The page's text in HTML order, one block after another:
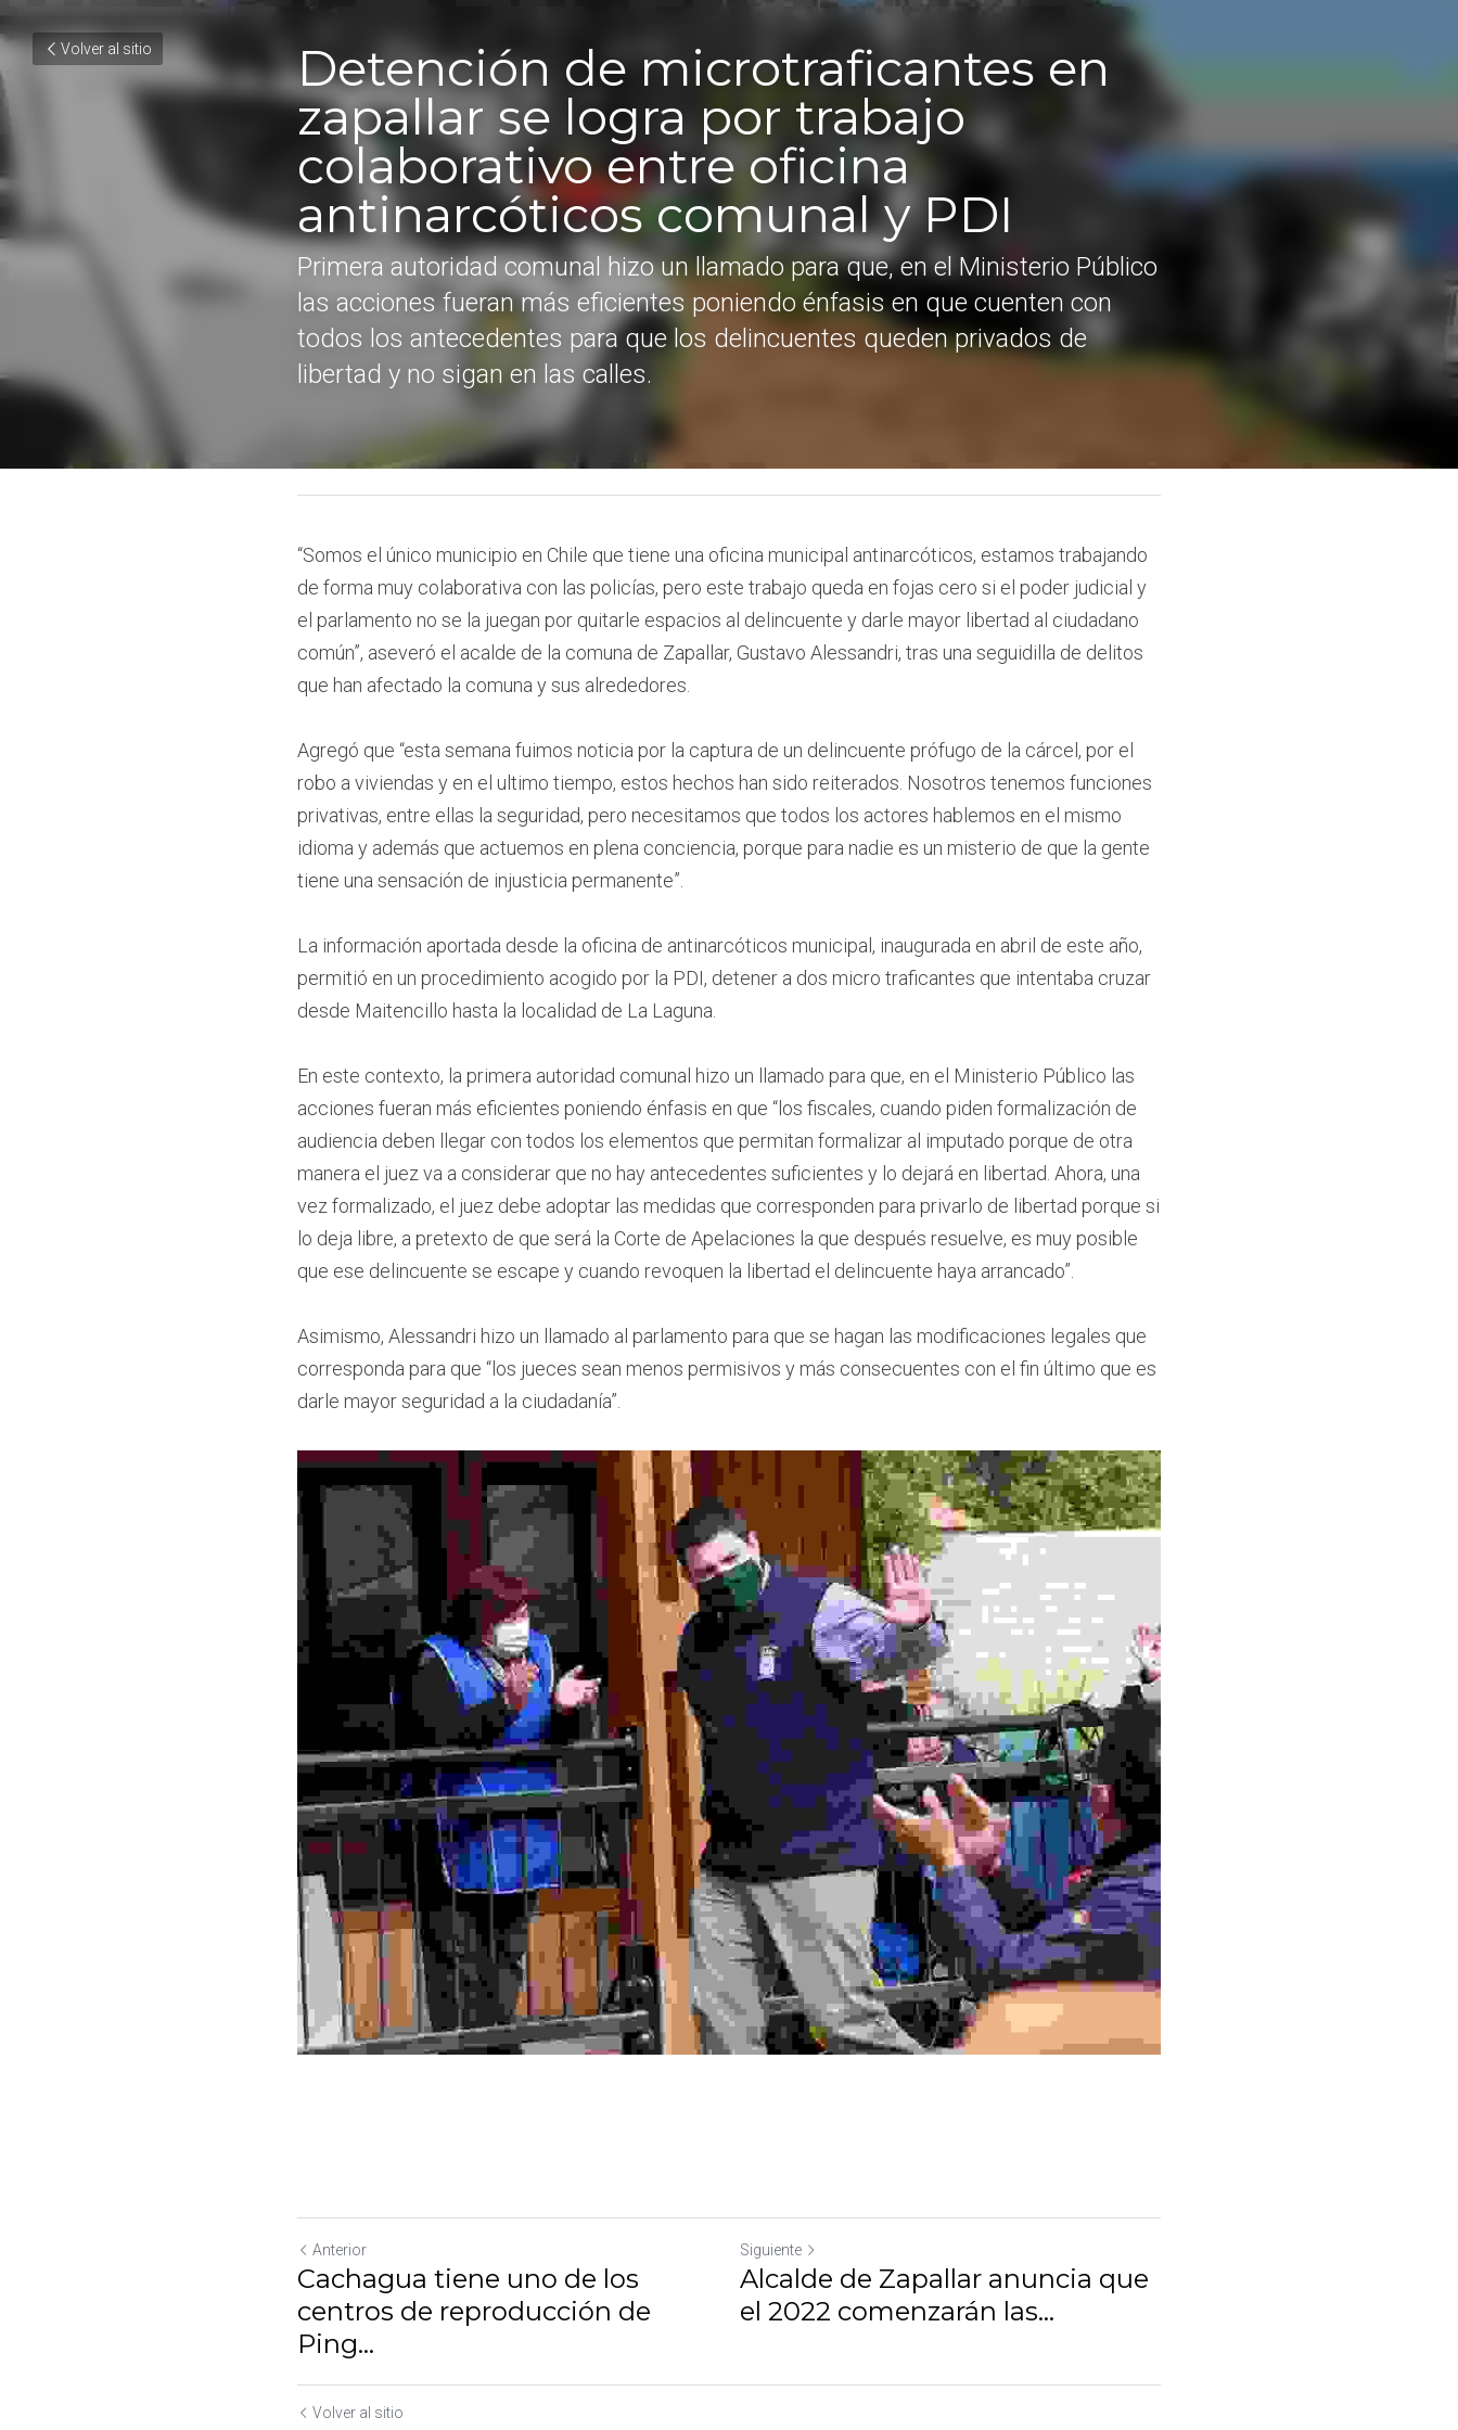
Volver al sitio Detención de microtraficantes en
zapallar se logra por trabajo
colaborativo entre oficina
antinarcóticos comunal y PDI
Primera autoridad comunal hizo un llamado para que, en el Ministerio
Público las acciones fueran más eficientes poniendo énfasis en que
cuenten con todos los antecedentes para que los delincuentes queden
privados de libertad y no sigan en las calles.
“Somos el único municipio en Chile que tiene una oficina municipal antinarcóticos, estamos trabajando
de forma muy colaborativa con las policías, pero este trabajo queda en fojas cero si el poder judicial y
el parlamento no se la juegan por quitarle espacios al delincuente y darle mayor libertad al ciudadano
común”, aseveró el acalde de la comuna de Zapallar, Gustavo Alessandri, tras una seguidilla de delitos
que han afectado la comuna y sus alrededores.
Agregó que “esta semana fuimos noticia por la captura de un delincuente prófugo de la cárcel, por el
robo a viviendas y en el ultimo tiempo, estos hechos han sido reiterados. Nosotros tenemos funciones
privativas, entre ellas la seguridad, pero necesitamos que todos los actores hablemos en el mismo
idioma y además que actuemos en plena conciencia, porque para nadie es un misterio de que la gente
tiene una sensación de injusticia permanente”.
La información aportada desde la oficina de antinarcóticos municipal, inaugurada en abril de este año,
permitió en un procedimiento acogido por la PDI, detener a dos micro traficantes que intentaba cruzar
desde Maitencillo hasta la localidad de La Laguna.
En este contexto, la primera autoridad comunal hizo un llamado para que, en el Ministerio Público las
acciones fueran más eficientes poniendo énfasis en que “los fiscales, cuando piden formalización de
audiencia deben llegar con todos los elementos que permitan formalizar al imputado porque de otra
manera el juez va a considerar que no hay antecedentes suficientes y lo dejará en libertad. Ahora, una
vez formalizado, el juez debe adoptar las medidas que corresponden para privarlo de libertad porque si
lo deja libre, a pretexto de que será la Corte de Apelaciones la que después resuelve, es muy posible
que ese delincuente se escape y cuando revoquen la libertad el delincuente haya arrancado”.
Asimismo, Alessandri hizo un llamado al parlamento para que se hagan las modificaciones legales que
corresponda para que “los jueces sean menos permisivos y más consecuentes con el fin último que es
darle mayor seguridad a la ciudadanía”.
Anterior
Cachagua tiene uno de los centros
de reproducción de Ping...
Siguiente
Alcalde de Zapallar anuncia que el
2022 comenzarán las...